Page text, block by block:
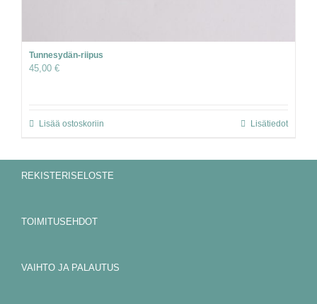
Tunnesydän-riipus
45,00 €
Lisää ostoskoriin Lisätiedot
REKISTERISELOSTE
TOIMITUSEHDOT
VAIHTO JA PALAUTUS